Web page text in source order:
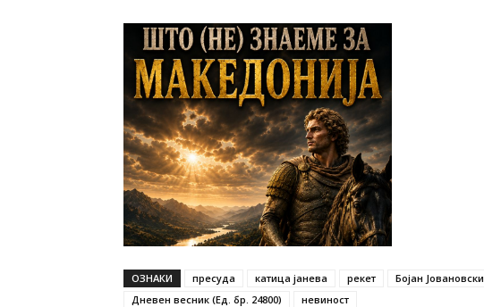
ОЗНАКИ пресуда катица јанева рекет Бојан Јовановски
Дневен весник (Ед. бр. 24800)
невиност